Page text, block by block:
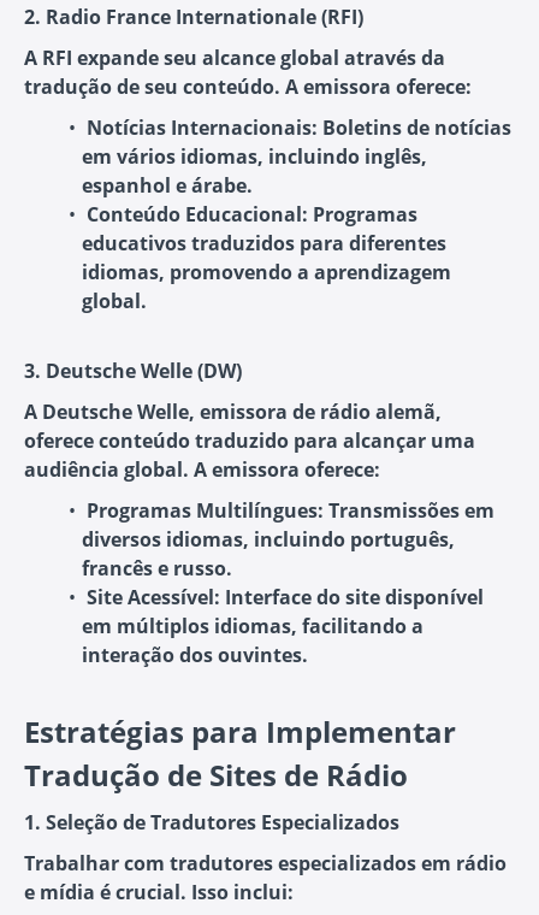
2. Radio France Internationale (RFI)
A RFI expande seu alcance global através da
tradução de seu conteúdo. A emissora oferece:
Notícias Internacionais: Boletins de notícias
em vários idiomas, incluindo inglês,
espanhol e árabe.
Conteúdo Educacional: Programas
educativos traduzidos para diferentes
idiomas, promovendo a aprendizagem
global.
3. Deutsche Welle (DW)
A Deutsche Welle, emissora de rádio alemã,
oferece conteúdo traduzido para alcançar uma
audiência global. A emissora oferece:
Programas Multilíngues: Transmissões em
diversos idiomas, incluindo português,
francês e russo.
Site Acessível: Interface do site disponível
em múltiplos idiomas, facilitando a
interação dos ouvintes.
Estratégias para Implementar
Tradução de Sites de Rádio
1. Seleção de Tradutores Especializados
Trabalhar com tradutores especializados em rádio
e mídia é crucial. Isso inclui: